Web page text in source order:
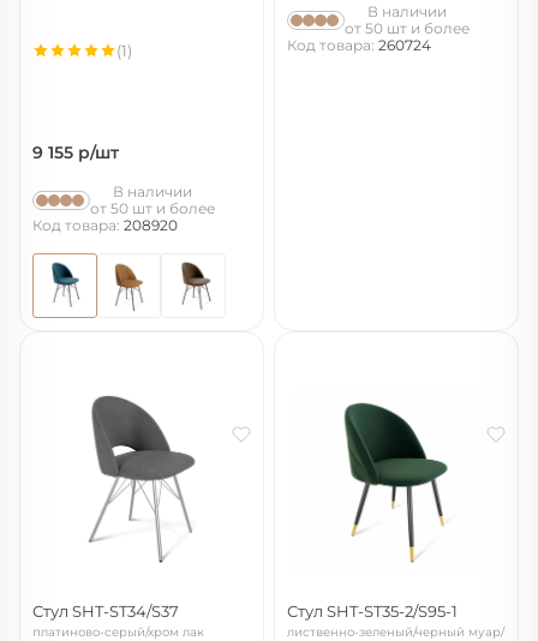
9 155 р/шт
(1)
В наличии
от 50 шт и более
Код товара: 208920
В наличии
от 50 шт и более
Код товара: 260724
Стул SHT-ST34/S37
платиново-серый/хром лак
Стул SHT-ST35-2/S95-1
лиственно-зеленый/черный муар/